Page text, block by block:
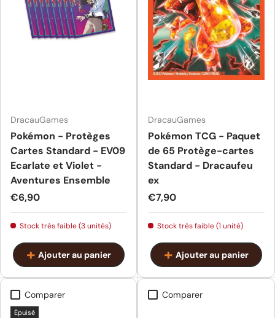
DracauGames
Pokémon - Protèges
Cartes Standard - EV09
Ecarlate et Violet -
Aventures Ensemble
Prix habituel
€6,90
Stock très faible (3 unités)
Ajouter au panier
DracauGames
Pokémon TCG - Paquet
de 65 Protège-cartes
Standard - Dracaufeu
ex
Prix habituel
€7,90
Stock très faible (1 unité)
Ajouter au panier
Comparer
Épuisé
Comparer